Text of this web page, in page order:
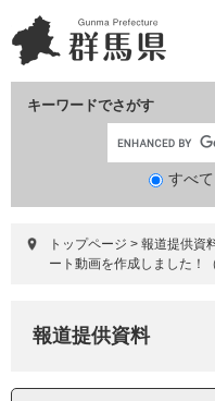
ー
ジ
ニ
ュ
て
キーワードでさがす
すべて
トップページ > 報道提供資
ート動画を作成しました！
報道提供資料